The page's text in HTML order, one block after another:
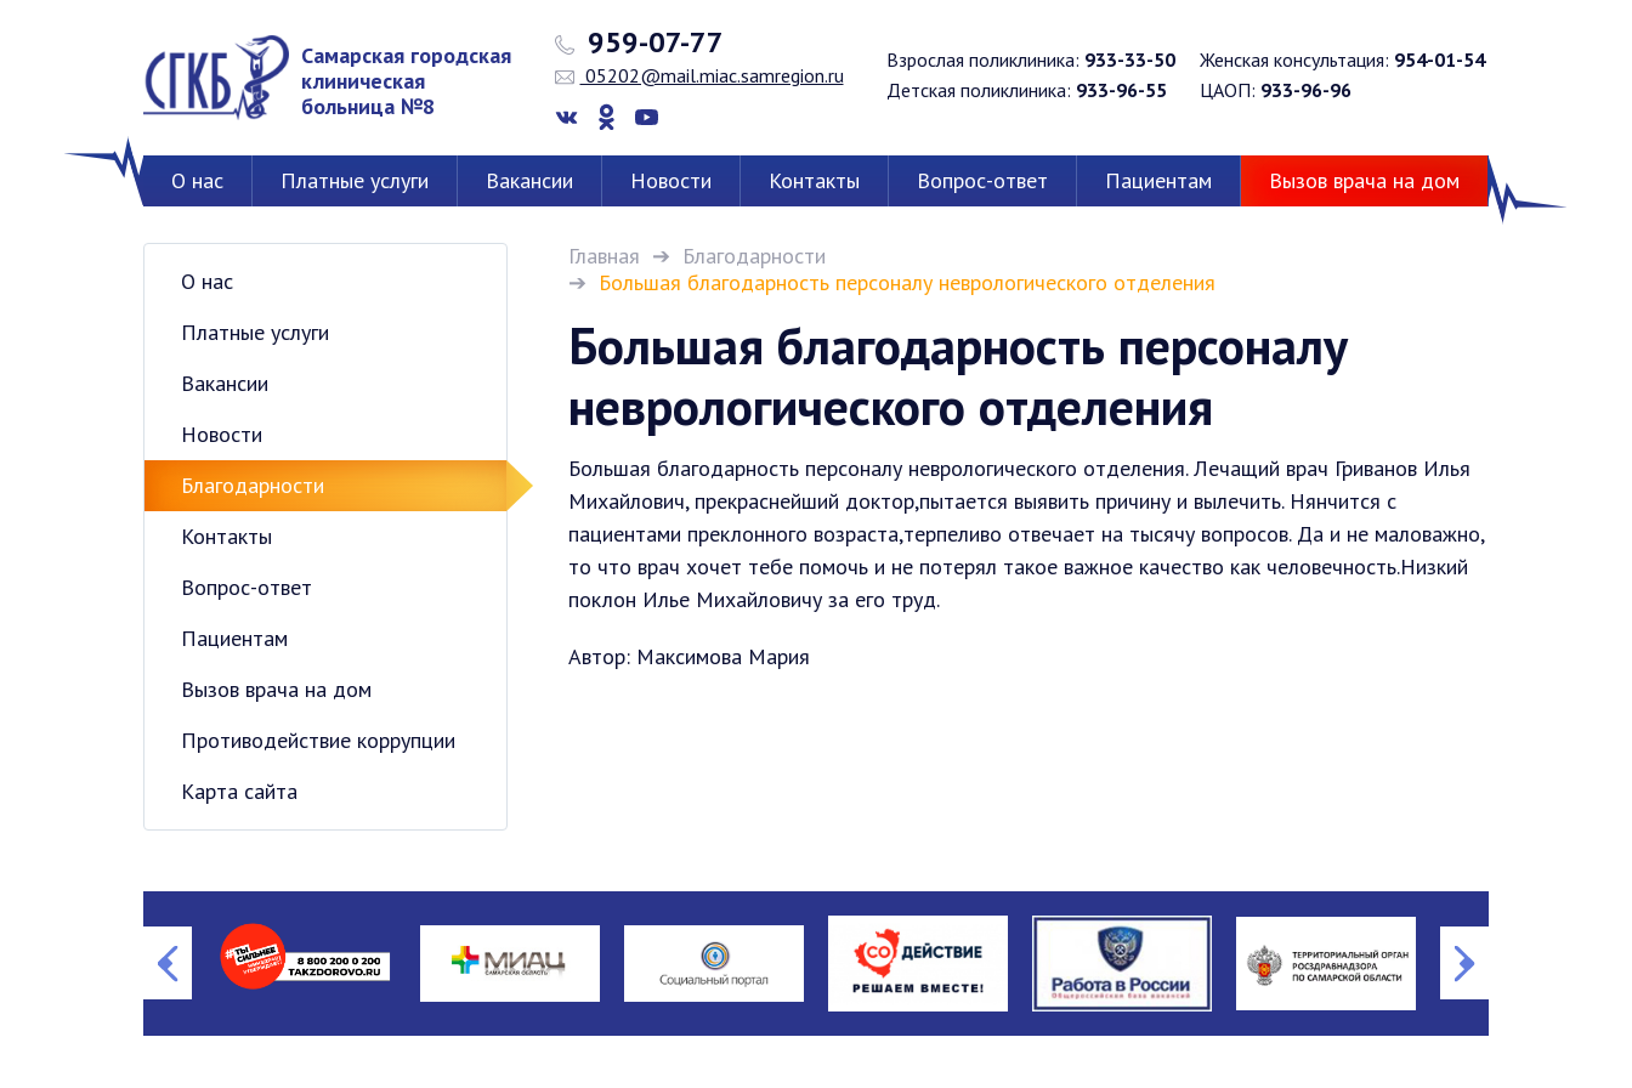
Самарская городская
клиническая
больница №8
959-07-77
05202@mail.miac.samregion.ru
Взрослая поликлиника: 933-33-50
Детская поликлиника: 933-96-55
Женская консультация: 954-01-54
ЦАОП: 933-96-96
О нас Платные услуги Вакансии Новости Контакты Вопрос-ответ Пациентам Вызов врача на дом
О нас
Платные услуги
Вакансии
Новости
Благодарности
Контакты
Вопрос-ответ
Пациентам
Вызов врача на дом
Противодействие коррупции
Карта сайта
Главная
Благодарности
Большая благодарность персоналу неврологического отделения
Большая благодарность персоналу
неврологического отделения
Большая благодарность персоналу неврологического отделения. Лечащий врач Гриванов Илья
Михайлович, прекраснейший доктор,пытается выявить причину и вылечить. Нянчится с
пациентами преклонного возраста,терпеливо отвечает на тысячу вопросов. Да и не маловажно,
то что врач хочет тебе помочь и не потерял такое важное качество как человечность.Низкий
поклон Илье Михайловичу за его труд.
Автор: Максимова Мария